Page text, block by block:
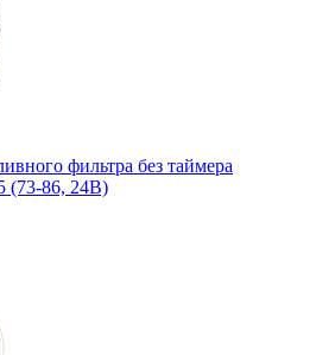
фильтра без таймера
86, 24В)